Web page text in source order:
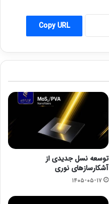
Copy URL
توسعه نسل جدیدی از
آشکارسازهای نوری
۱۴۰۵-۰۵-۱۷